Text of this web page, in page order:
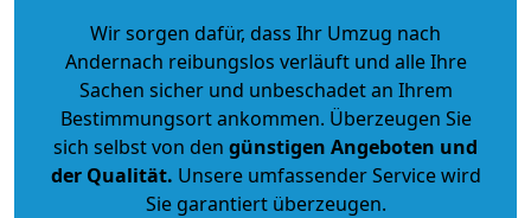
Wir sorgen dafür, dass Ihr Umzug nach
Andernach reibungslos verläuft und alle Ihre
Sachen sicher und unbeschadet an Ihrem
Bestimmungsort ankommen. Überzeugen Sie
sich selbst von den günstigen Angeboten und
der Qualität. Unsere umfassender Service wird
Sie garantiert überzeugen.